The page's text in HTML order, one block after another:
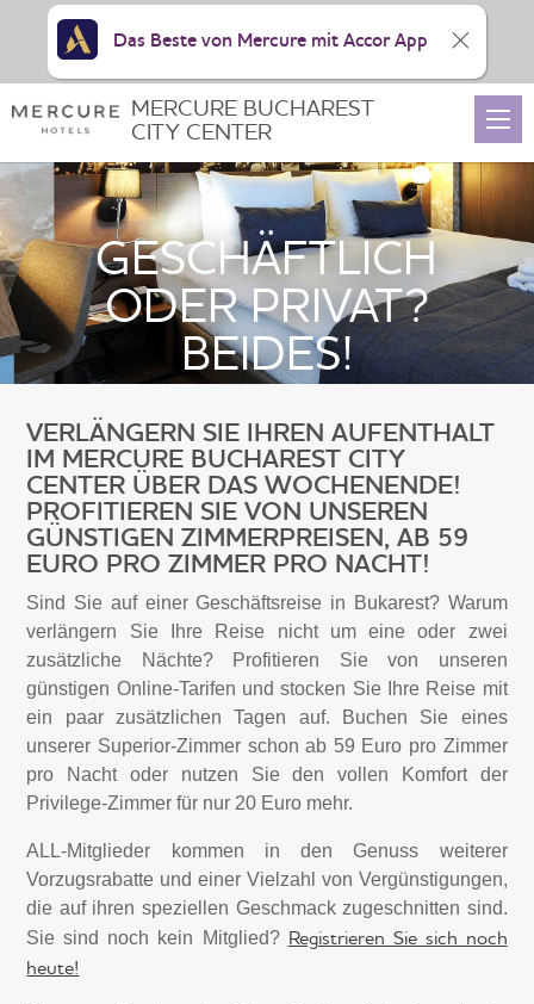
GESCHÄFTLICH
ODER PRIVAT?
BEIDES!
VERLÄNGERN SIE IHREN AUFENTHALT
IM MERCURE BUCHAREST CITY
CENTER ÜBER DAS WOCHENENDE!
PROFITIEREN SIE VON UNSEREN
GÜNSTIGEN ZIMMERPREISEN, AB 59
EURO PRO ZIMMER PRO NACHT!
Sind Sie auf einer Geschäftsreise in Bukarest? Warum
verlängern Sie Ihre Reise nicht um eine oder zwei
zusätzliche Nächte? Profitieren Sie von unseren
günstigen Online-Tarifen und stocken Sie Ihre Reise mit
ein paar zusätzlichen Tagen auf. Buchen Sie eines
unserer Superior-Zimmer schon ab 59 Euro pro Zimmer
pro Nacht oder nutzen Sie den vollen Komfort der
Privilege-Zimmer für nur 20 Euro mehr.
ALL-Mitglieder kommen in den Genuss weiterer
Vorzugsrabatte und einer Vielzahl von Vergünstigungen,
die auf ihren speziellen Geschmack zugeschnitten sind.
Sie sind noch kein Mitglied? Registrieren Sie sich noch
heute!
MERCURE BUCHAREST
CITY CENTER
Das Beste von Mercure mit Accor App